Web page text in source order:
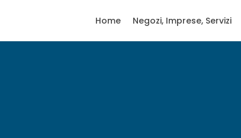
Home Negozi, Imprese, Servizi